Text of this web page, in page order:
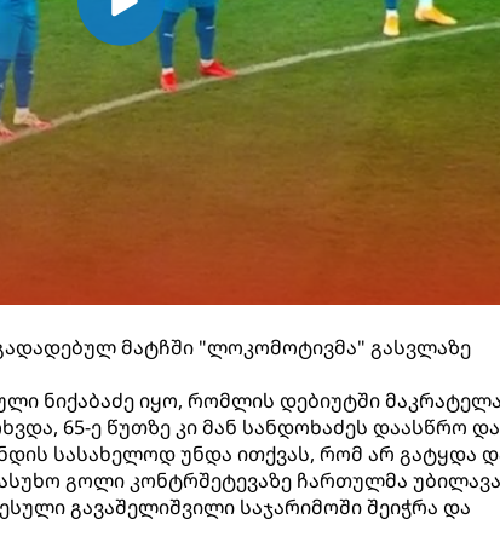
მატჩში "ლოკომოტივმა" გასვლაზე
ნიქაბაძე იყო, რომლის დებიუტში
65-ე წუთზე კი მან სანდოხაძეს დაასწრო და
სასახელოდ უნდა ითქვას, რომ არ გატყდა
გოლი კონტრშეტევაზე ჩართულმა
გავაშელიშვილი საჯარიმოში შეიჭრა და